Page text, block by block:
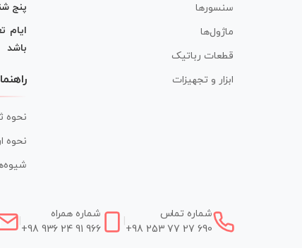
سنسورها
ماژول‌ها
قطعات رباتیک
ابزار و تجهیزات
پنج
ایام
باشد
نحوه
نحوه
شماره تماس
+98 253 77 27 690
شماره همراه
+98 936 24 91 966